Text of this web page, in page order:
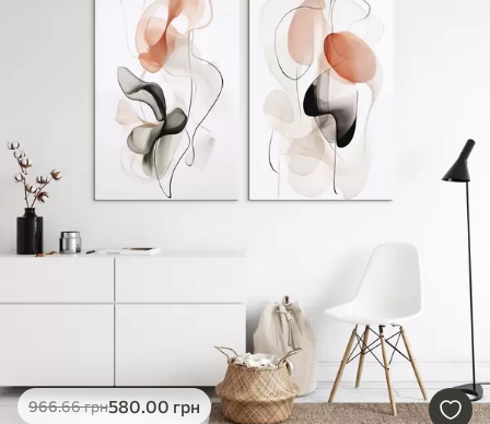
966.66грн580.00 грн